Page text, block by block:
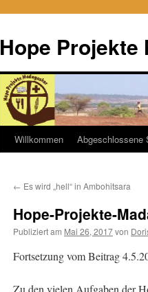
Hope Projekte
Zum
springen
Willkommen Abgeschlossene
← Es wird „hell“ in Ambohitsara
Hope-Projekte-
Publiziert am Mai 26, 2017von
Fortsetzung vom Beitrag
Zu den vielen Aufgaben der